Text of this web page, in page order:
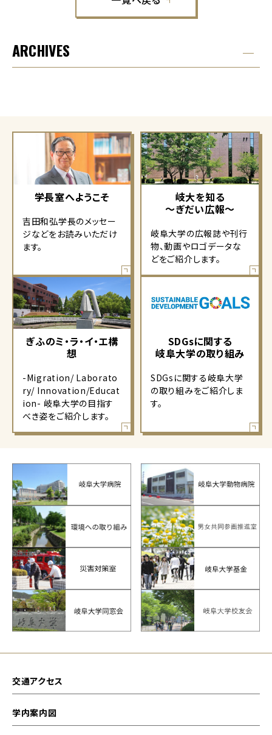
ARCHIVES
学長室へようこそ
吉田和弘学長のメッセー
ジなどをお読みいただけ
ます。
岐大を知る
～ぎだい広報～
岐阜大学の広報誌や刊行
物、動画やロゴデータな
どをご紹介します。
ぎふのミ・ラ・イ・エ構
想
-Migration/ Laborato
ry/ Innovation/Educat
ion- 岐阜大学の目指す
べき姿をご紹介します。
SDGsに関する
岐阜大学の取り組み
SDGsに関する岐阜大学
の取り組みをご紹介しま
す。
交通アクセス
学内案内図